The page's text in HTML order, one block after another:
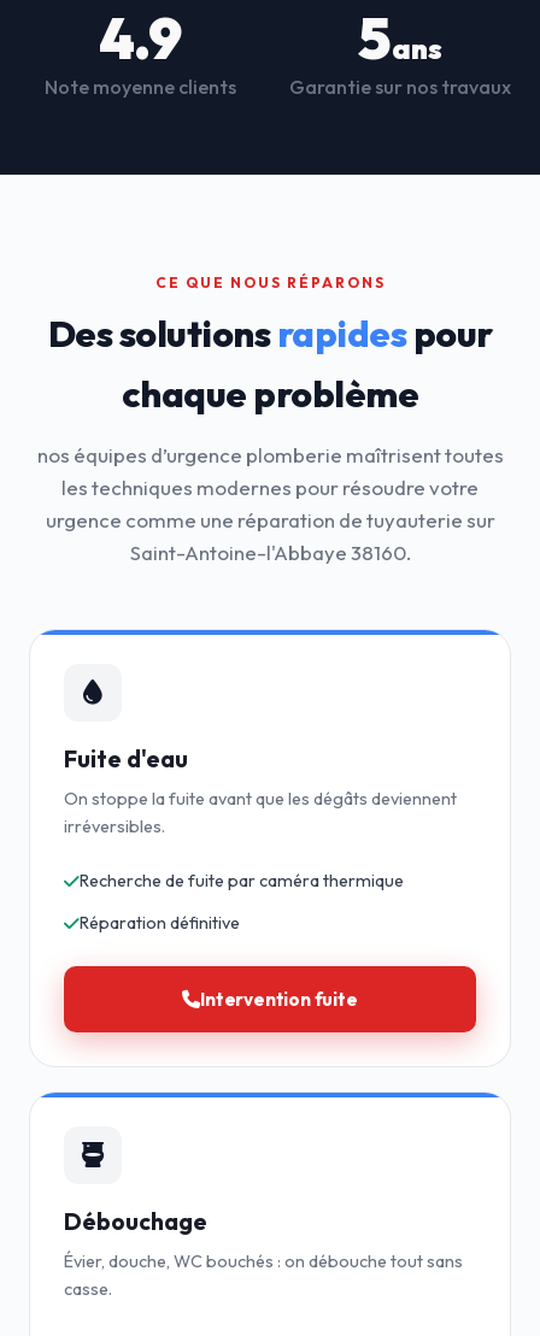
4.9
Note moyenne clients
5ans
Garantie sur nos travaux
CE QUE NOUS RÉPARONS
Des solutionsrapidespour
chaque problème
nos équipes d’urgence plomberie maîtrisent toutes
les techniques modernes pour résoudre votre
urgence comme une réparation de tuyauterie sur
Saint-Antoine-l'Abbaye 38160.
Fuite d'eau
On stoppe la fuite avant que les dégâts deviennent
irréversibles.
Recherche de fuite par caméra thermique
Réparation définitive
Intervention fuite
Débouchage
Évier, douche, WC bouchés : on débouche tout sans
casse.